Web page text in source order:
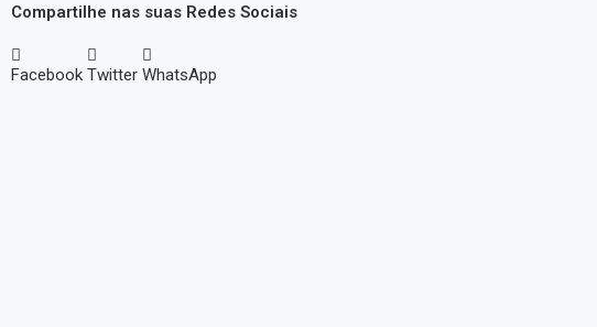
Compartilhe nas suas Redes Sociais
Facebook Twitter WhatsApp